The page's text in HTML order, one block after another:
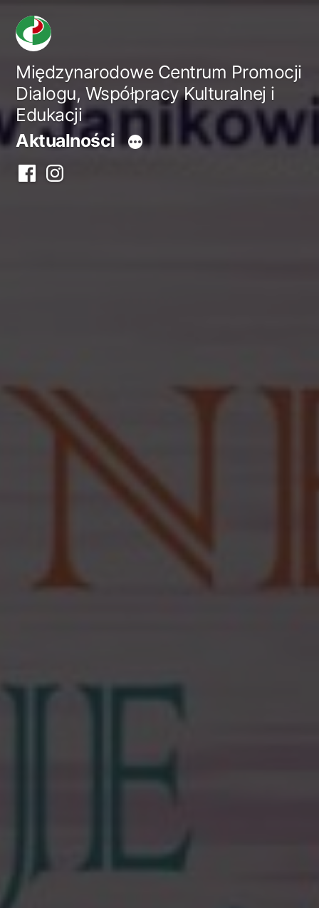
Przejdź
treściMiędzynarodowe Centrum Promocji
Dialogu, Współpracy Kulturalnej i
Edukacji
Aktualności
FacebookInstagram